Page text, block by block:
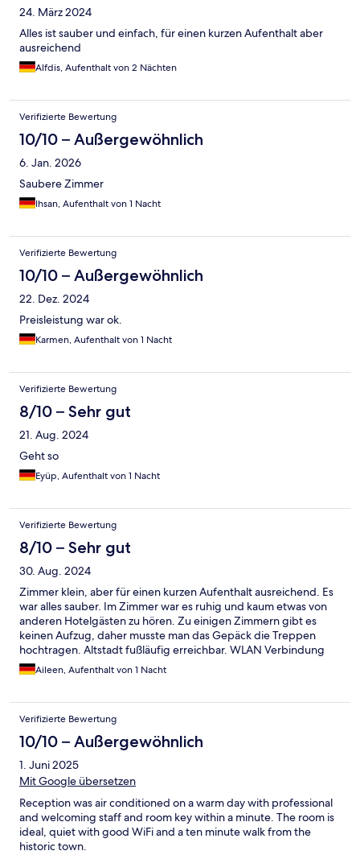
24. März 2024
Alles ist sauber und einfach, für einen kurzen Aufenthalt aber
ausreichend
Alfdis, Aufenthalt von 2 Nächten
Verifizierte Bewertung
10/10 – Außergewöhnlich
6. Jan. 2026
Saubere Zimmer
Ihsan, Aufenthalt von 1 Nacht
Verifizierte Bewertung
10/10 – Außergewöhnlich
22. Dez. 2024
Preisleistung war ok.
Karmen, Aufenthalt von 1 Nacht
Verifizierte Bewertung
8/10 – Sehr gut
21. Aug. 2024
Geht so
Eyüp, Aufenthalt von 1 Nacht
Verifizierte Bewertung
8/10 – Sehr gut
30. Aug. 2024
Zimmer klein, aber für einen kurzen Aufenthalt ausreichend. Es
war alles sauber. Im Zimmer war es ruhig und kaum etwas von
anderen Hotelgästen zu hören. Zu einigen Zimmern gibt es
keinen Aufzug, daher musste man das Gepäck die Treppen
hochtragen. Altstadt fußläufig erreichbar. WLAN Verbindung
häufig nicht möglich gewesen. Parkplätze des Hotels sind
ziemlich klein und kosten 8€ pro Nacht. Mitarbeiter sehr
Aileen, Aufenthalt von 1 Nacht
Verifizierte Bewertung
10/10 – Außergewöhnlich
1. Juni 2025
Mit Google übersetzen
Reception was air conditioned on a warm day with professional
and welcoming staff and room key within a minute. The room is
ideal, quiet with good WiFi and a ten minute walk from the
historic town.